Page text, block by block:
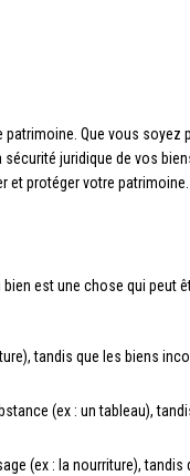
Que vous soyez
juridique de vos
protéger votre patrimoine.
est une chose qui peut
tandis que les biens
(ex : un tableau),
(ex : la nourriture), tandis